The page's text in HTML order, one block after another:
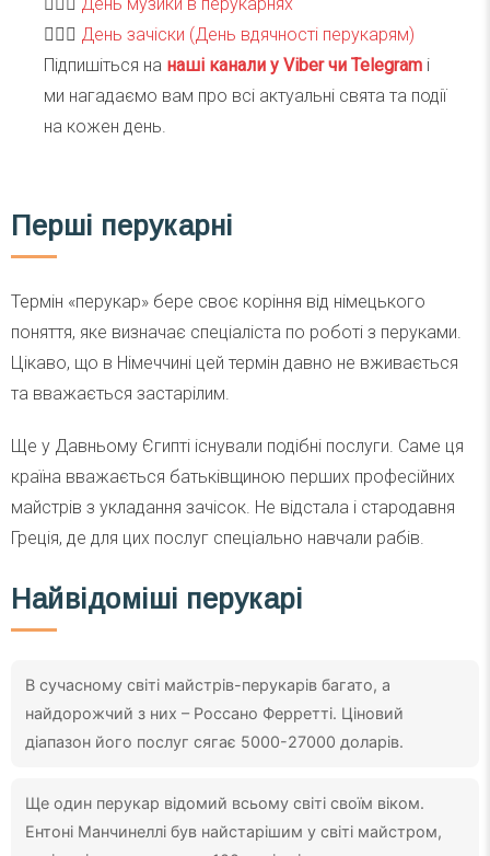
💇🏻‍♀️ День зачіски (День вдячності перукарям)
Підпишіться на наші канали у Viber чи Telegram і
ми нагадаємо вам про всі актуальні свята та події
на кожен день.
Перші перукарні
Термін «перукар» бере своє коріння від німецького
поняття, яке визначає спеціаліста по роботі з перуками.
Цікаво, що в Німеччині цей термін давно не вживається
та вважається застарілим.
Ще у Давньому Єгипті існували подібні послуги. Саме ця
країна вважається батьківщиною перших професійних
майстрів з укладання зачісок. Не відстала і стародавня
Греція, де для цих послуг спеціально навчали рабів.
Найвідоміші перукарі
В сучасному світі майстрів-перукарів багато, а
найдорожчий з них – Россано Ферретті. Ціновий
діапазон його послуг сягає 5000-27000 доларів.
Ще один перукар відомий всьому світі своїм віком.
Ентоні Манчинеллі був найстарішим у світі майстром,